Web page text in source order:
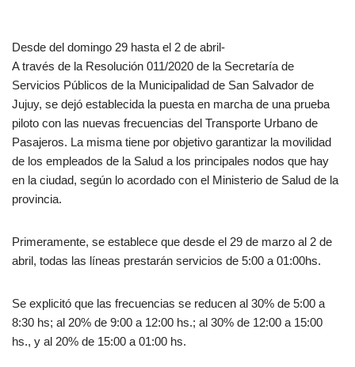
Desde del domingo 29 hasta el 2 de abril-
A través de la Resolución 011/2020 de la Secretaría de
Servicios Públicos de la Municipalidad de San Salvador de
Jujuy, se dejó establecida la puesta en marcha de una prueba
piloto con las nuevas frecuencias del Transporte Urbano de
Pasajeros. La misma tiene por objetivo garantizar la movilidad
de los empleados de la Salud a los principales nodos que hay
en la ciudad, según lo acordado con el Ministerio de Salud de la
provincia.
Primeramente, se establece que desde el 29 de marzo al 2 de
abril, todas las líneas prestarán servicios de 5:00 a 01:00hs.
Se explicitó que las frecuencias se reducen al 30% de 5:00 a
8:30 hs; al 20% de 9:00 a 12:00 hs.; al 30% de 12:00 a 15:00
hs., y al 20% de 15:00 a 01:00 hs.